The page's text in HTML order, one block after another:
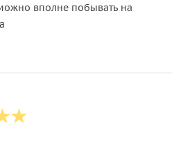
вполне побывать на